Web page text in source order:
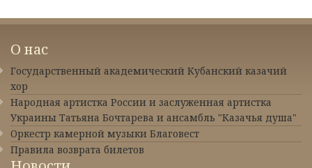
О нас
Государственный академический Кубанский казачий
хор
Народная артистка России и заслуженная артистка
Украины Татьяна Бочтарева и ансамбль "Казачья душа"
Оркестр камерной музыки Благовест
Правила возврата билетов